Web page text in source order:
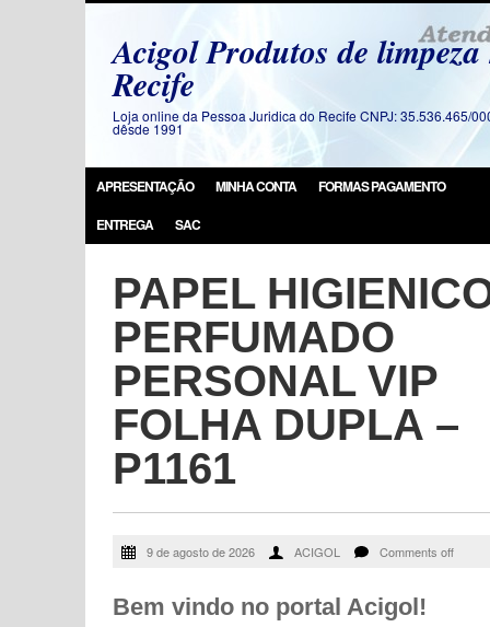
Acigol Produtos de
Recife
Loja online da Pessoa Juridica do Recife CNPJ: 35.536.465/
dêsde 1991
APRESENTAÇÃO MINHA CONTA
FORMAS PAGAMENTO
ENTREGA
SAC
PAPEL
PERFUMADO
PERSONAL VIP
FOLHA DUPLA –
P1161
9 de agosto de 2026 ACIGOL Comments off
Bem vindo no portal Acigol!